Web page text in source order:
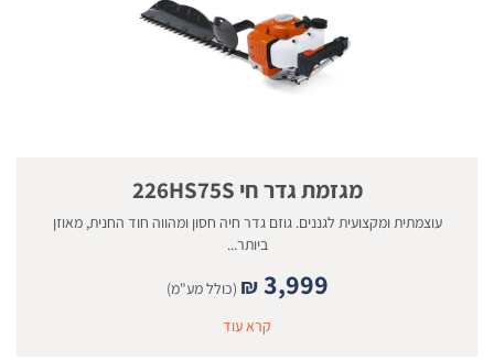
מגזמת גדר חי 226HS75S
עוצמתית ומקצועית לגננים. גוזם גדר חיה חסון ומהווה חוד החנית, מאוזן
ביותר...
₪ 3,999
(כולל מע"מ)
קרא עוד